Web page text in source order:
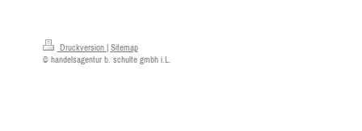
Druckversion | Sitemap
© handelsagentur b. schulte gmbh i.L.